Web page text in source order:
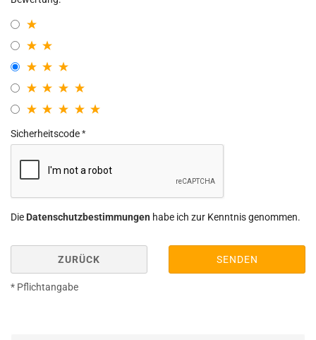
Sicherheitscode
Die Datenschutzbestimmungen habe ich zur Kenntnis genommen.
ZURÜCK SENDEN
* Pflichtangabe